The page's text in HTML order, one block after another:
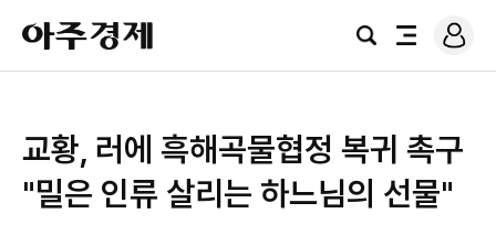
아
주
경
검
전
로
그
교황, 러에 흑해곡물협정 복귀 촉구
"밀은 인류 살리는 하느님의 선물"